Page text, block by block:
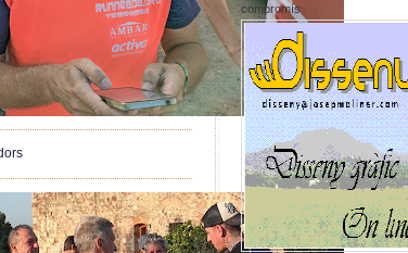
compromís